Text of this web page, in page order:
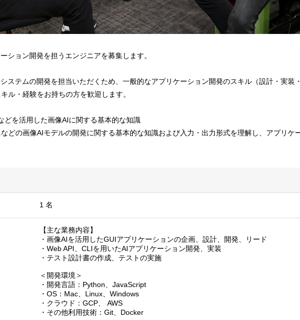
ション開発を担うエンジニアを募集します。
ステムの開発を担当いただくため、一般的なアプリケーション開発のスキル（設計・実装
ル・経験をお持ちの方を歓迎します。
どを活用した画像AIに関する基本的な知識
などの画像AIモデルの開発に関する基本的な知識および入力・出力形式を理解し、アプリケ
1 名
【主な業務内容】
・画像AIを活用したGUIアプリケーションの企画、設計、開発、リード
・Web API、CLIを用いたAIアプリケーション開発、実装
・テスト設計書の作成、テストの実施
＜開発環境＞
・開発言語：Python、JavaScript
・OS：Mac、Linux、Windows
・クラウド：GCP、 AWS
・その他利用技術：Git、Docker